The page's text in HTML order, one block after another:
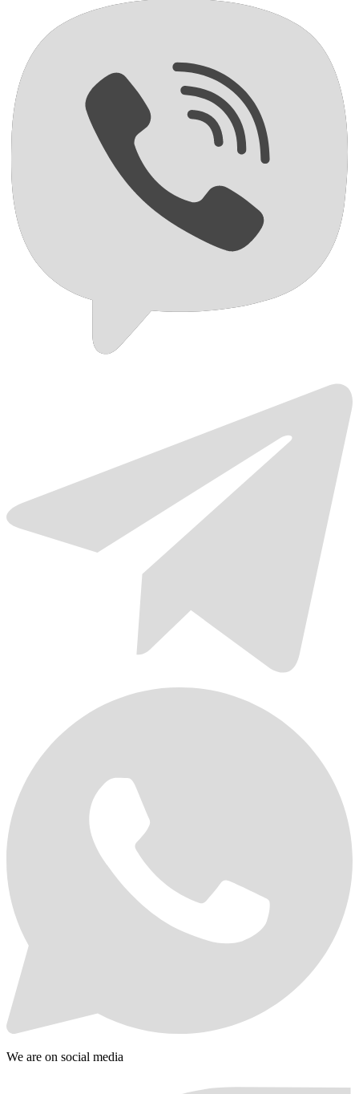
We are on social media